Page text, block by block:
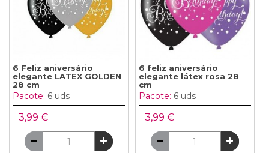
6 Feliz aniversário
elegante LATEX GOLDEN
28 cm
Pacote: 6 uds
3,99 €
6 feliz aniversário
elegante látex rosa 28
cm
Pacote: 6 uds
3,99 €